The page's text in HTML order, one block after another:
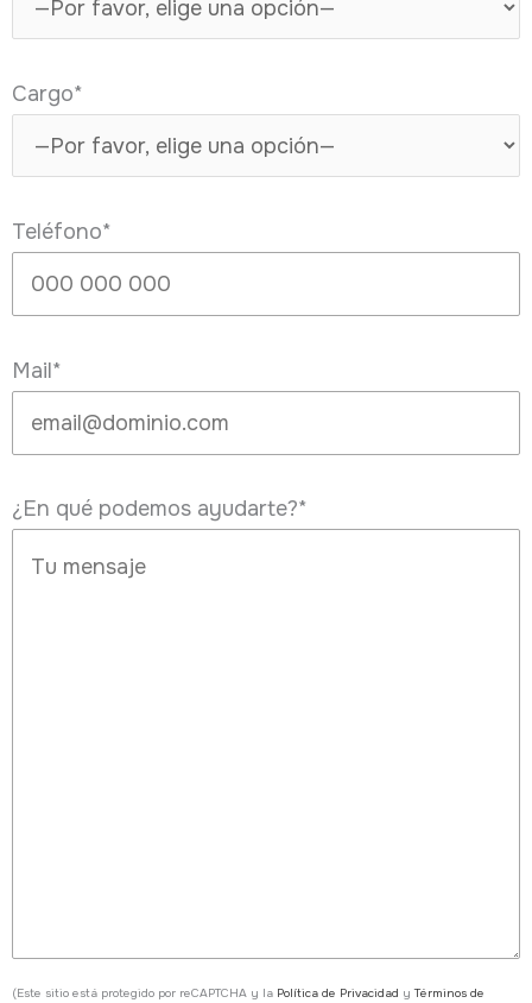
Cargo*
Teléfono*
Mail*
¿En qué podemos ayudarte?*
(Este sitio está protegido por reCAPTCHA y la Política de Privacidad yTérminos de